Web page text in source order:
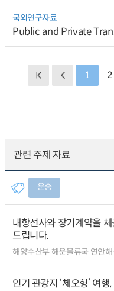
국외연구자료
Public and Private
1 2
관련 주제 자료
운송
내항선사와 장기계약을
드립니다.
해양수산부 해운물류국 연안
인기 관광지 ‘체오헝’ 여